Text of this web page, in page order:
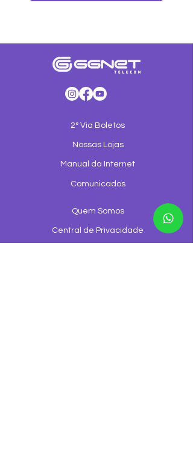
2° Via Boletos
Nossas Lojas
Manual da Internet
Comunicados
Quem Somos
Central de Privacidade